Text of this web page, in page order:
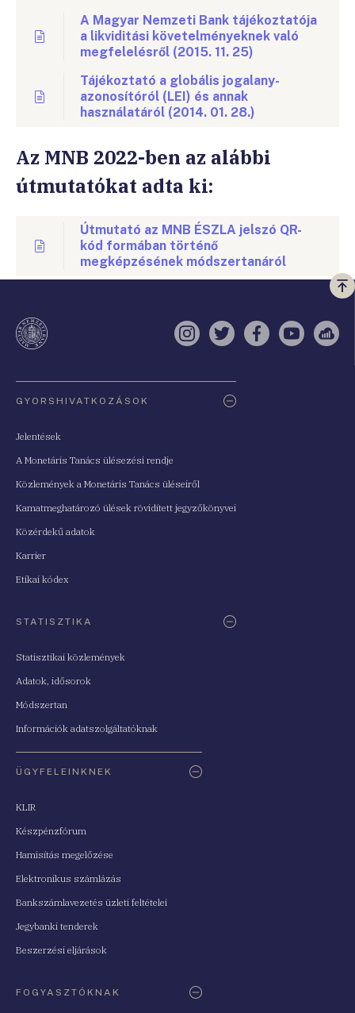
A Magyar Nemzeti Bank tájékoztatója
a likviditási követelményeknek való
megfelelésről (2015. 11. 25)
Tájékoztató a globális jogalany-
azonosítóról (LEI) és annak
használatáról (2014. 01. 28.)
Az MNB 2022-ben az alábbi
útmutatókat adta ki:
Útmutató az MNB ÉSZLA jelszó QR-
kód formában történő
megképzésének módszertanáról
a
Instagram
TwitterFacebook
YouTube
GYORSHIVATKOZÁSOK
Jelentések
A Monetáris Tanács ülésezési rendje
Közlemények a Monetáris Tanács üléseiről
Kamatmeghatározó ülések rövidített jegyzőkönyvei
Közérdekű adatok
Karrier
Etikai kódex
STATISZTIKA
Statisztikai közlemények
Adatok, idősorok
Módszertan
Információk adatszolgáltatóknak
ÜGYFELEINKNEK
KLIR
Készpénzfórum
Hamisítás megelőzése
Elektronikus számlázás
Bankszámlavezetés üzleti feltételei
Jegybanki tenderek
Beszerzési eljárások
FOGYASZTÓKNAK